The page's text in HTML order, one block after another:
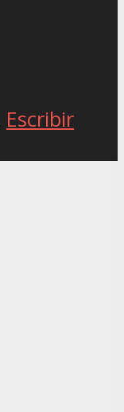
Escribir